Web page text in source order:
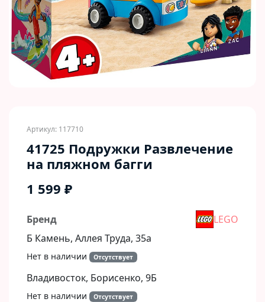
Артикул: 117710
41725 Подружки Развлечение
на пляжном багги
1 599 ₽
Бренд
LEGO
Б Камень, Аллея Труда, 35а
Нет в наличии Отсутствует
Владивосток, Борисенко, 9Б​
Нет в наличии Отсутствует